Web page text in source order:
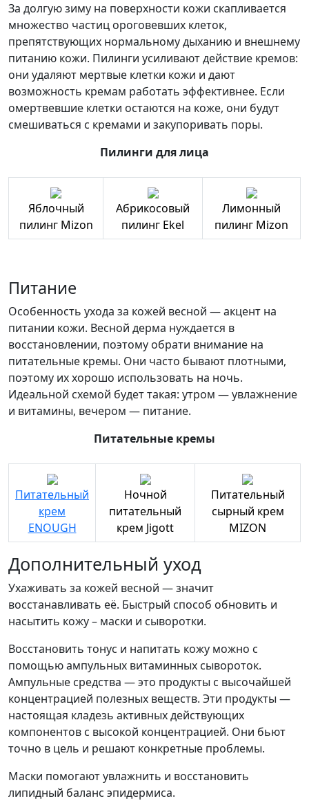
За долгую зиму на поверхности кожи скапливается
множество частиц ороговевших клеток,
препятствующих нормальному дыханию и внешнему
питанию кожи. Пилинги усиливают действие кремов:
они удаляют мертвые клетки кожи и дают
возможность кремам работать эффективнее. Если
омертвевшие клетки остаются на коже, они будут
смешиваться с кремами и закупоривать поры.
Пилинги для лица
Яблочный
пилинг Mizon
Абрикосовый
пилинг Ekel
Лимонный
пилинг Mizon
Питание
Особенность ухода за кожей весной — акцент на
питании кожи. Весной дерма нуждается в
восстановлении, поэтому обрати внимание на
питательные кремы. Они часто бывают плотными,
поэтому их хорошо использовать на ночь.
Идеальной схемой будет такая: утром — увлажнение
и витамины, вечером — питание.
Питательные кремы
Питательный
крем
ENOUGH
Ночной
питательный
крем Jigott
Питательный
сырный крем
MIZON
Дополнительный уход
Ухаживать за кожей весной — значит
восстанавливать её. Быстрый способ обновить и
насытить кожу – маски и сыворотки.
Восстановить тонус и напитать кожу можно с
помощью ампульных витаминных сывороток.
Ампульные средства — это продукты с высочайшей
концентрацией полезных веществ. Эти продукты —
настоящая кладезь активных действующих
компонентов с высокой концентрацией. Они бьют
точно в цель и решают конкретные проблемы.
Маски помогают увлажнить и восстановить
липидный баланс эпидермиса.